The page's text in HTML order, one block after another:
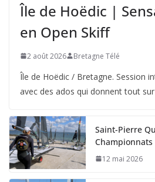
Île de Hoëdic |
en Open Skiff
2 août 2026 Bretagne Télé
Île de Hoëdic / Bretagne. Session
avec des ados qui donnent tout sur
Saint-Pierre
12 mai 2026